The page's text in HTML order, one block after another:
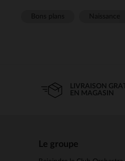
LIVRAISON
EN MAGASIN
Le groupe